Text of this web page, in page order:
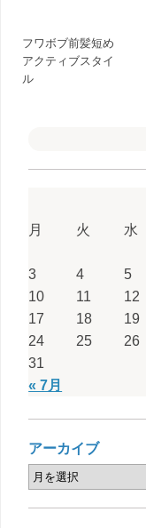
フワボブ前髪短め
アクティブスタイ
ル
月
火 水
« 7月
3
4 5
10
11 12
17
18 19
24
25 26
31
アーカイブ